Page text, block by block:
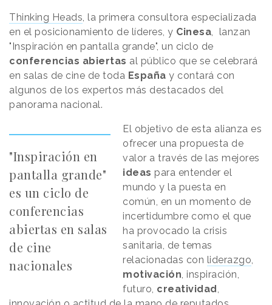
Thinking Heads, la primera consultora especializada
en el posicionamiento de líderes, y Cinesa, lanzan
"Inspiración en pantalla grande", un ciclo de
conferencias abiertas al público que se celebrará
en salas de cine de toda España y contará con
algunos de los expertos más destacados del
panorama nacional.
"Inspiración en
pantalla grande"
es un ciclo de
conferencias
abiertas en salas
de cine
nacionales
El objetivo de esta alianza es
ofrecer una propuesta de
valor a través de las mejores
ideas para entender el
mundo y la puesta en
común, en un momento de
incertidumbre como el que
ha provocado la crisis
sanitaria, de temas
relacionadas con liderazgo,
motivación, inspiración,
futuro, creatividad,